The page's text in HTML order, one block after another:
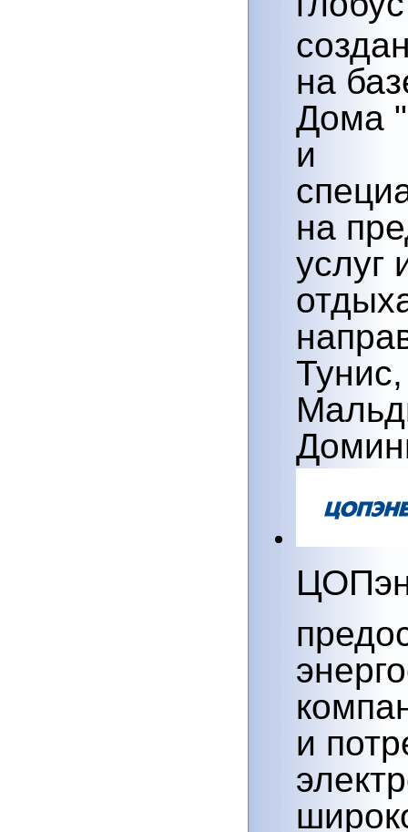
на
Дома
и
на
услуг
и